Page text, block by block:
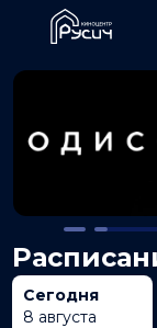
Сегодня
8 августа